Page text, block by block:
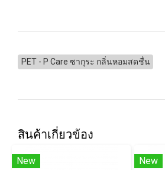
PET - P Care ซากุระ กลิ่นหอมสดชื่น
สินค้าเกี่ยวข้อง
New New